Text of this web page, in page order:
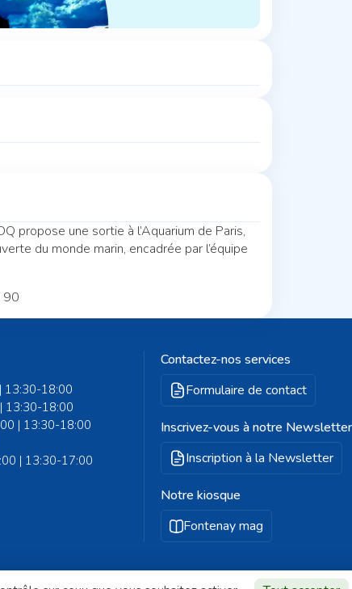
propose une sortie à l’Aquarium de Paris,
du monde marin, encadrée par l’équipe
90
13:30-18:00
13:30-18:00
| 13:30-18:00
| 13:30-17:00
Contactez-nos services
Formulaire de contact
Inscrivez-vous à notre Newsletter
Inscription à la Newsletter
Notre kiosque
Fontenay mag